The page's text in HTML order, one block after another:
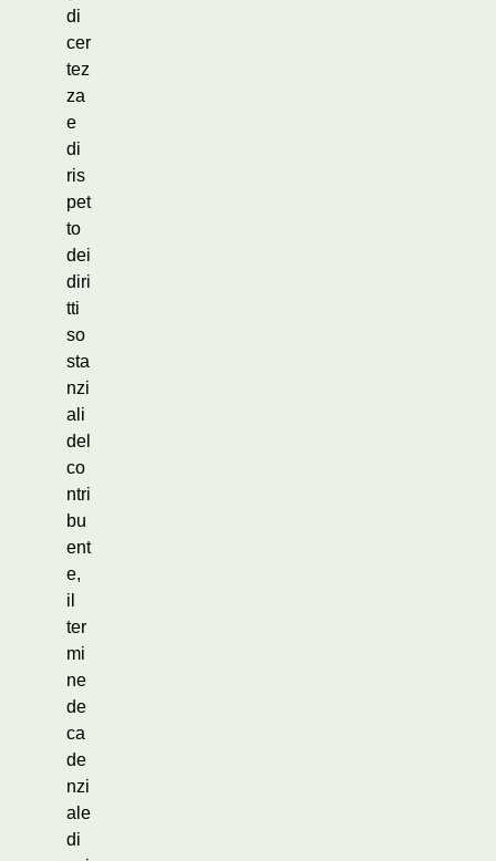
di
cer
tez
za
e
di
ris
pet
to
dei
diri
tti
so
sta
nzi
ali
del
co
ntri
bu
ent
e,
il
ter
mi
ne
de
ca
de
nzi
ale
di